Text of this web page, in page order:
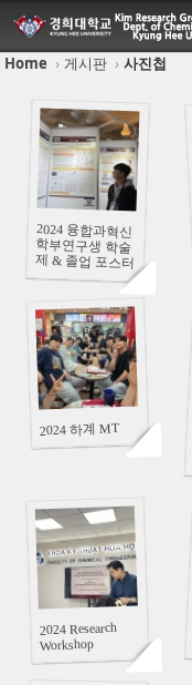
Home › 게시판 › 사진첩
2024 융합과혁신
학부연구생 학술
제 & 졸업 포스터
발표
35574
2024 하계 MT
82385
2024 Research
Workshop
86783